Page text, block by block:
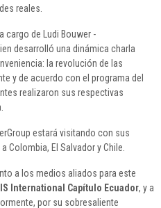
reales.
cargo de Ludi Bouwer -
desarrolló una dinámica charla
la revolución de las
y de acuerdo con el programa del
realizaron sus respectivas
estará visitando con sus
Colombia, El Salvador y Chile.
a los medios aliados para este
International Capítulo Ecuador, y a
por su sobresaliente